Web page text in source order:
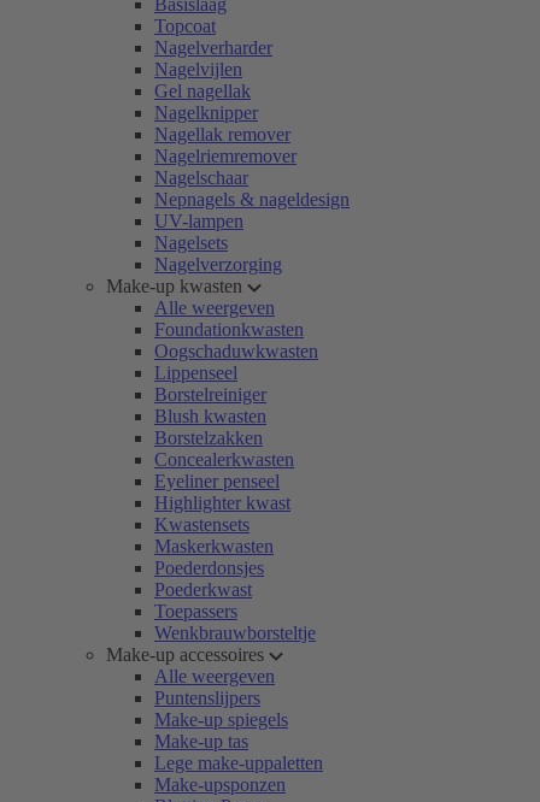
Basislaag
Topcoat
Nagelverharder
Nagelvijlen
Gel nagellak
Nagelknipper
Nagellak remover
Nagelriemremover
Nagelschaar
Nepnagels & nageldesign
UV-lampen
Nagelsets
Nagelverzorging
Make-up kwasten
Alle weergeven
Foundationkwasten
Oogschaduwkwasten
Lippenseel
Borstelreiniger
Blush kwasten
Borstelzakken
Concealerkwasten
Eyeliner penseel
Highlighter kwast
Kwastensets
Maskerkwasten
Poederdonsjes
Poederkwast
Toepassers
Wenkbrauwborsteltje
Make-up accessoires
Alle weergeven
Puntenslijpers
Make-up spiegels
Make-up tas
Lege make-uppaletten
Make-upsponzen